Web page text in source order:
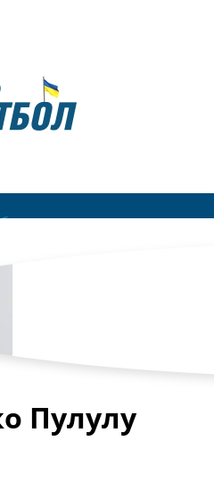
футбола Украины
комментарии
Мира
Пулулу